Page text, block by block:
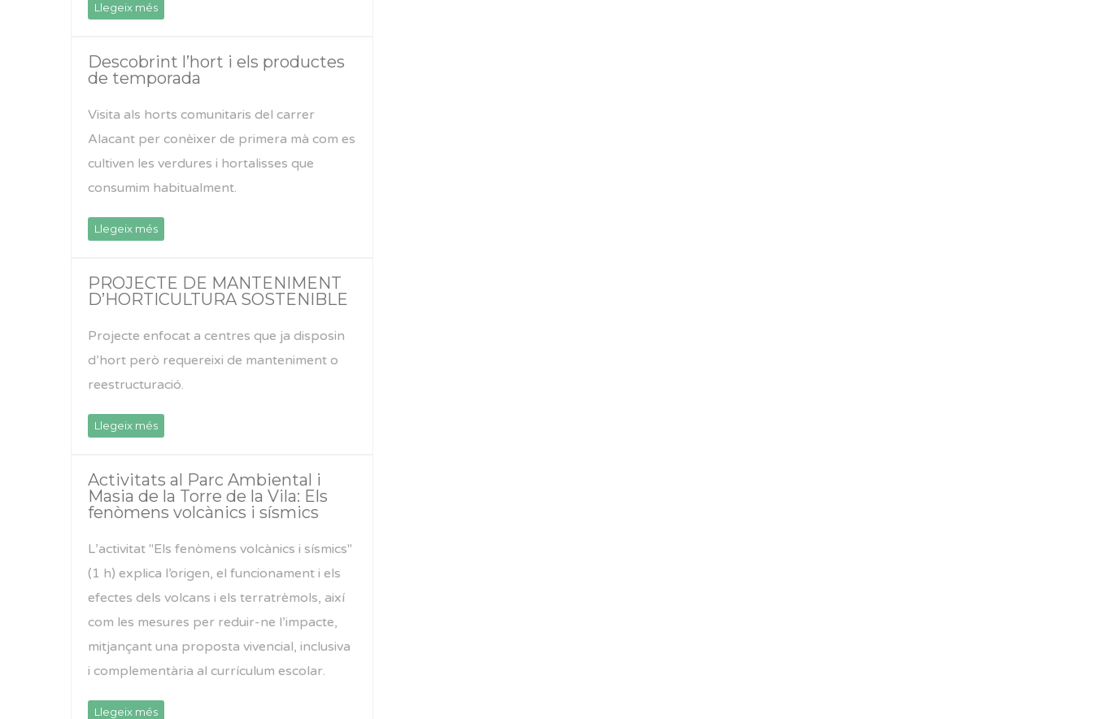
Llegeix més
Descobrint l’hort i els productes
de temporada
Visita als horts comunitaris del carrer
Alacant per conèixer de primera mà com es
cultiven les verdures i hortalisses que
consumim habitualment.
Llegeix més
PROJECTE DE MANTENIMENT
D’HORTICULTURA SOSTENIBLE
Projecte enfocat a centres que ja disposin
d’hort però requereixi de manteniment o
reestructuració.
Llegeix més
Activitats al Parc Ambiental i
Masia de la Torre de la Vila: Els
fenòmens volcànics i sísmics
L’activitat "Els fenòmens volcànics i sísmics"
(1 h) explica l’origen, el funcionament i els
efectes dels volcans i els terratrèmols, així
com les mesures per reduir-ne l’impacte,
mitjançant una proposta vivencial, inclusiva
i complementària al currículum escolar.
Llegeix més